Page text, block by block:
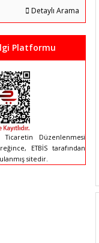
Detaylı Arama
Platformu
Ticaretin Düzenlenmesi
ETBİS tarafından
sitedir.